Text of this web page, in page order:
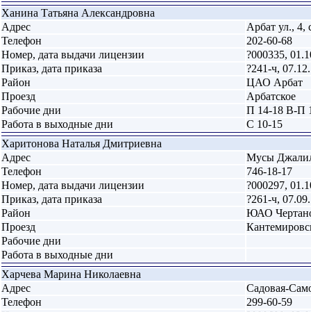
Ханина Татьяна Александровна
Адрес
Арбат ул., 4,
Телефон
202-60-68
Номер, дата выдачи лицензии
?000335,
Приказ, дата приказа
?241-ч,
Район
ЦАО Арбат
Проезд
Арбатское
Рабочие дни
П 14-18 В-П
Работа в выходные дни
С 10-15
Харитонова Наталья Дмитриевна
Адрес
Мусы
Телефон
746-18-17
Номер, дата выдачи лицензии
?000297,
Приказ, дата приказа
?261-ч,
Район
ЮАО
Проезд
Рабочие дни
Работа в выходные дни
Харчева Марина Николаевна
Адрес
Садовая-
Телефон
299-60-59